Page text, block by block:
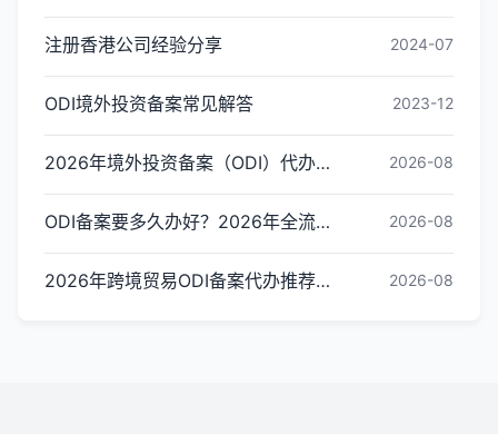
注册香港公司经验分享 2024-07
ODI境外投资备案常见解答 2023-12
2026年境外投资备案（ODI）代办收费标准与影响因素解析 2026-08
ODI备案要多久办好？2026年全流程时间拆解与加速审批指南 2026-08
2026年跨境贸易ODI备案代办推荐与核心选择标准指南 2026-08